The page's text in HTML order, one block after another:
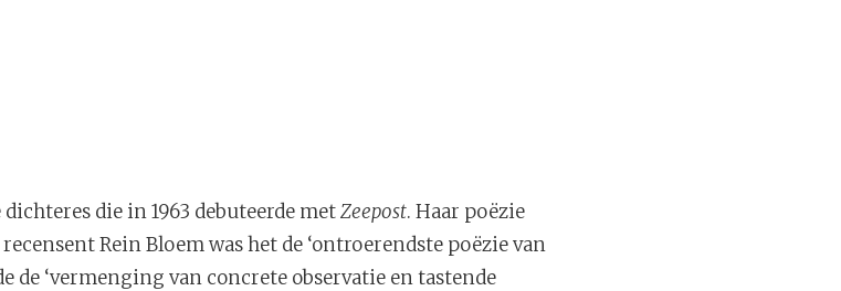
die in 1963 debuteerde metZeepost. Haar poëzie
Rein Bloem was het de ‘ontroerendste poëzie van
de ‘vermenging van concrete observatie en tastende